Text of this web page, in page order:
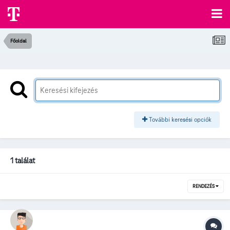
Főoldal
További keresési opciók
1 találat
RENDEZÉS